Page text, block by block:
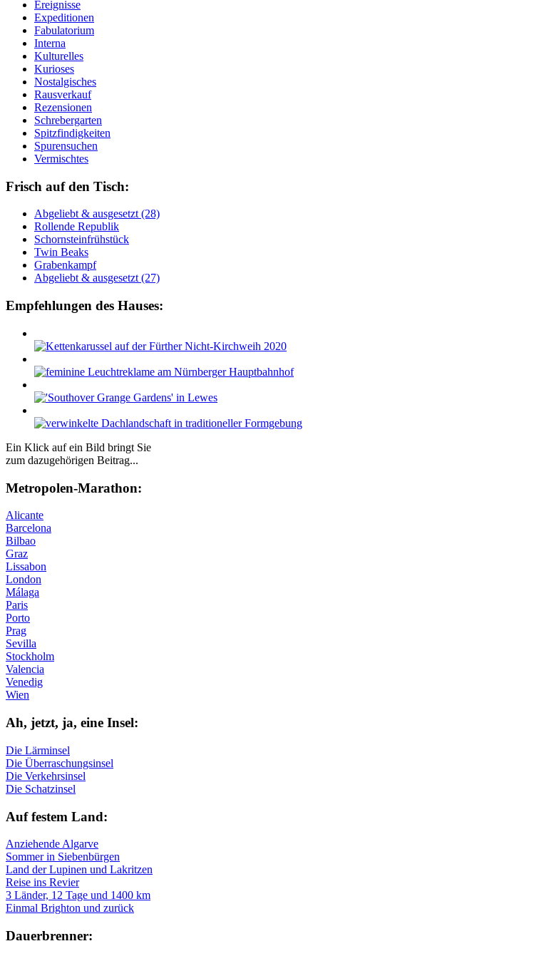
Ereignisse
Expeditionen
Fabulatorium
Interna
Kulturelles
Kurioses
Nostalgisches
Rausverkauf
Rezensionen
Schrebergarten
Spitzfindigkeiten
Spurensuchen
Vermischtes
Frisch auf den Tisch:
Ab­ge­liebt & aus­ge­setzt (28)
Rol­len­de Re­pu­blik
Schorn­stein­früh­stück
Twin Beaks
Gra­ben­kampf
Ab­ge­liebt & aus­ge­setzt (27)
Empfehlungen des Hauses:
Ein Klick auf ein Bild bringt Sie
zum dazugehörigen Beitrag...
Me­tro­po­len-Ma­ra­thon:
Alicante
Barcelona
Bilbao
Graz
Lissabon
London
Málaga
Paris
Porto
Prag
Sevilla
Stockholm
Valencia
Venedig
Wien
Ah, jetzt, ja, ei­ne In­sel:
Die Lärminsel
Die Überraschungsinsel
Die Verkehrsinsel
Die Schatzinsel
Auf fe­stem Land:
Anziehende Algarve
Sommer in Siebenbürgen
Land der Lupinen und Lakritzen
Reise ins Revier
3 Länder, 12 Tage und 1400 km
Einmal Brighton und zurück
Dau­er­bren­ner: